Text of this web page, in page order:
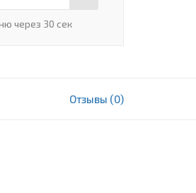
через 30 сек
В корзину
Отзывы (0)